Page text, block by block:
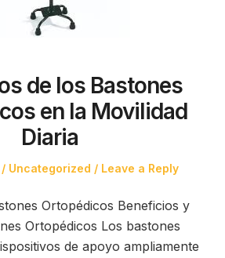
de los Bastones
en la Movilidad
Diaria
Posted
Uncategorized Leave a Reply
Ortopédicos Beneficios y
Ortopédicos Los bastones
de apoyo ampliamente